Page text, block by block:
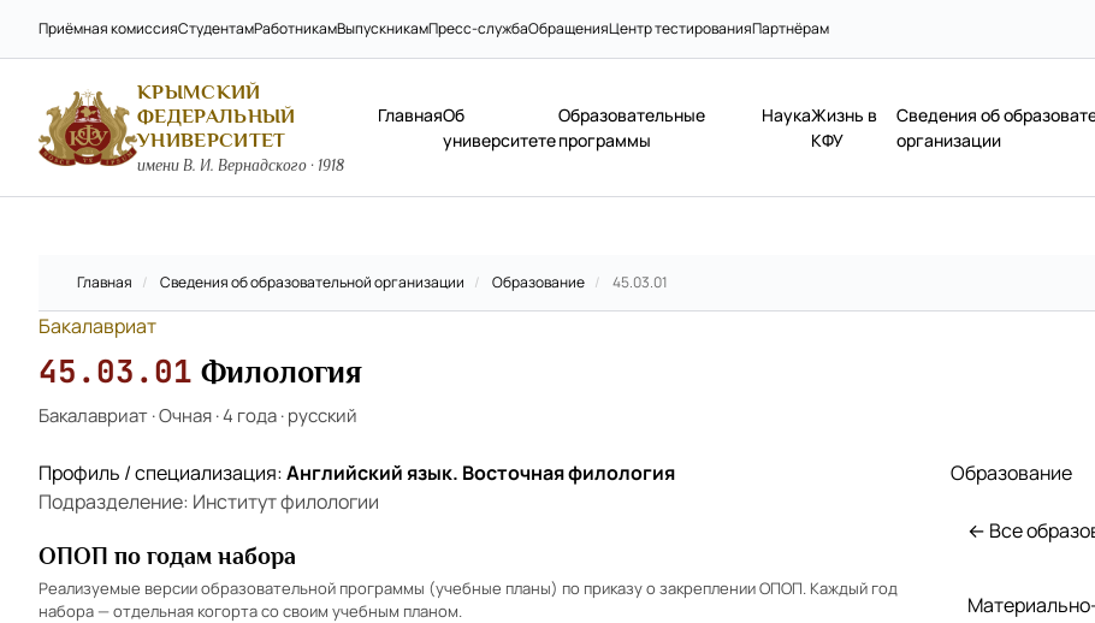
Приёмная комиссияСтудентамРаботникамВыпускникамПресс-службаОбращенияЦентр тестированияПартнёрам
КРЫМСКИЙ
ФЕДЕРАЛЬНЫЙ
УНИВЕРСИТЕТ
имени В. И. Вернадского · 1918
ГлавнаяОб
университете
Образовательные
программы
НаукаЖизнь в
КФУ
Сведения об
организации
Главная / Сведения об образовательной организации / Образование / 45.03.01
Бакалавриат
45.03.01 Филология
Бакалавриат·Очная·4 года·русский
Профиль / специализация:Английский язык. Восточная филология
Подразделение: Институт филологии
ОПОП по годам набора
Реализуемые версии образовательной программы (учебные планы) по приказу о закреплении ОПОП. Каждый год
набора — отдельная когорта со своим учебным планом.
Образование
← Все